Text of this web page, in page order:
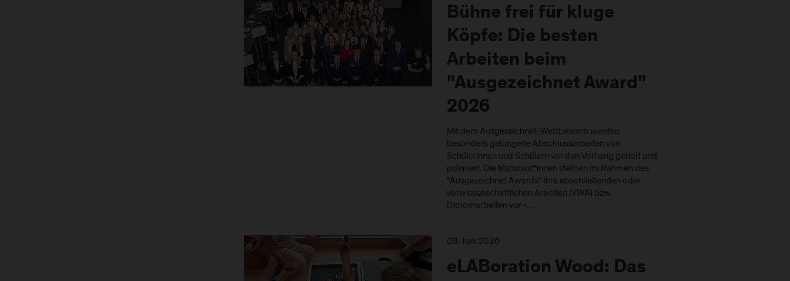
Bühne frei für kluge
Köpfe: Die besten
Arbeiten beim
"Ausgezeichnet Award"
2026
Mit dem Ausgezeichnet-Wettbewerb werden
besonders gelungene Abschlussarbeiten von
Schülerinnen und Schülern vor den Vorhang geholt und
prämiert. Die Maturant*innen stellten im Rahmen des
“Ausgezeichnet Awards” ihre abschließenden oder
vorwissenschaftlichen Arbeiten (VWA) bzw.
Diplomarbeiten vor -…
09. Juni 2026
eLABoration Wood: Das